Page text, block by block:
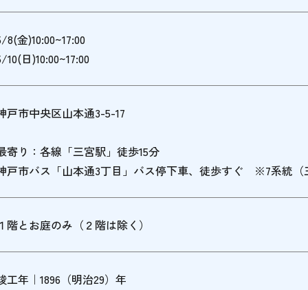
8(金)10:00~17:00
10(日)10:00~17:00
戸市中央区山本通3-5-17
寄り：各線「三宮駅」徒歩15分
戸市バス「山本通3丁目」バス停下車、徒歩すぐ ※7系統（
階とお庭のみ（２階は除く）
工年｜1896（明治29）年